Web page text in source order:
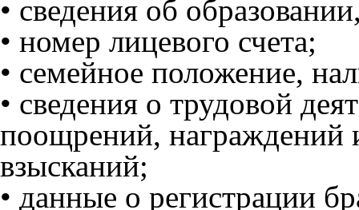
• сведения об
• номер лицевого счета;
• семейное положение,
• сведения о трудовой
поощрений, награждений
взысканий;
• данные о регистрации